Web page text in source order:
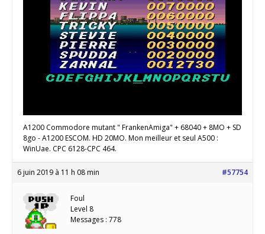
A1200 Commodore mutant " FrankenAmiga" + 68040 + 8MO + SD
8go - A1200 ESCOM. HD 20MO. Mon meilleur et seul A500 :
WinUae. CPC 6128-CPC 464.
6 juin 2019 à 11 h 08 min #57754
Foul
Level 8
Messages : 778